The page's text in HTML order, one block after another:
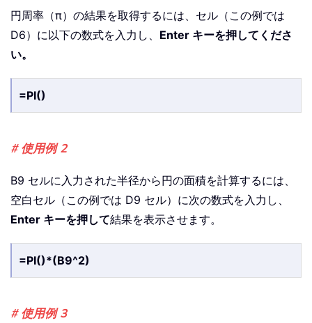
円周率（π）の結果を取得するには、セル（この例では
D6）に以下の数式を入力し、 Enter キーを押してくださ
い。
=PI()
# 使用例 2
B9 セルに入力された半径から円の面積を計算するには、
空白セル（この例では D9 セル）に次の数式を入力し、
Enter キーを押して結果を表示させます。
=PI()*(B9^2)
# 使用例 3